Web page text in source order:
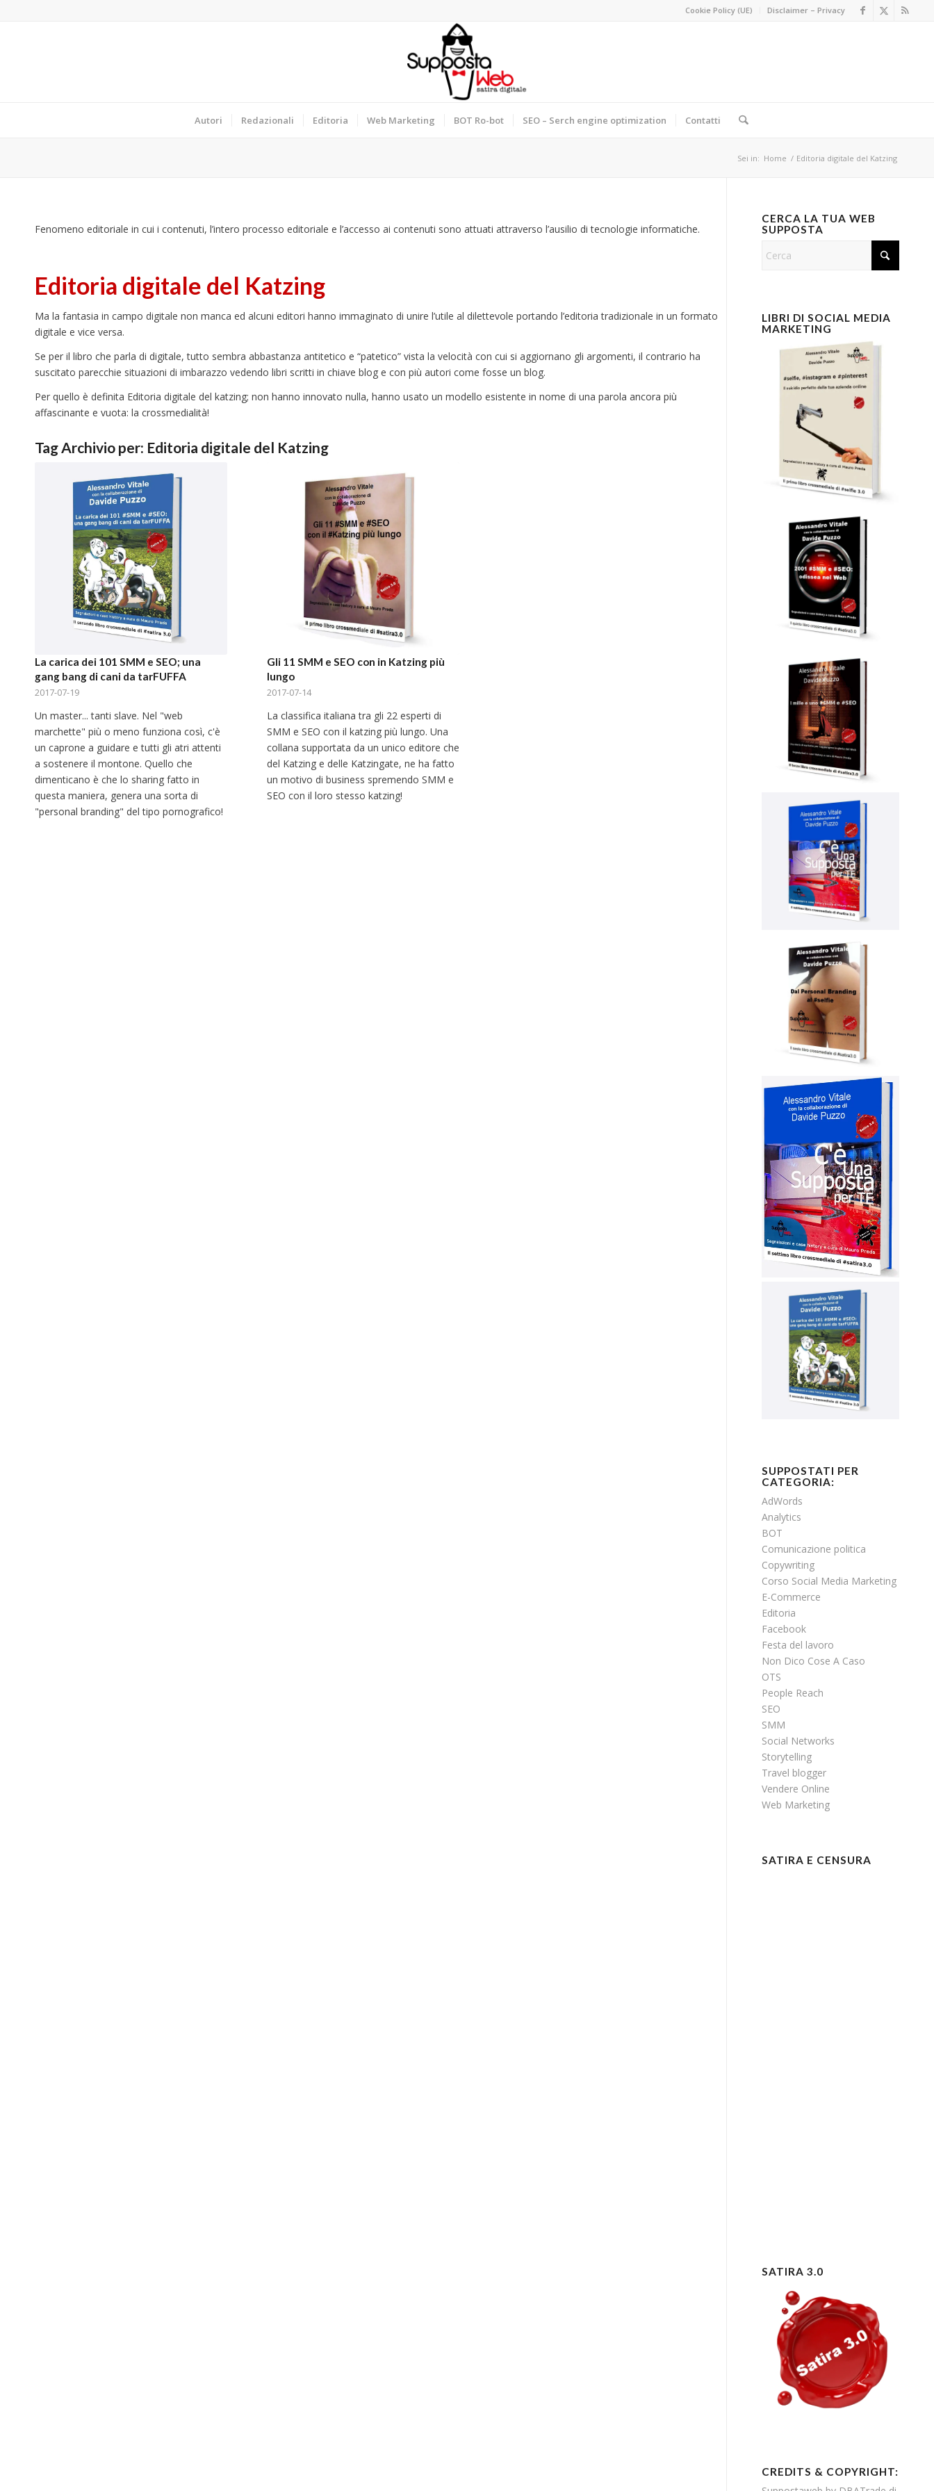
Cookie Policy (UE) Disclaimer – Privacy
Autori Redazionali Editoria Web Marketing BOT Ro-bot SEO – Serch engine optimization Contatti
Sei in: Home / Editoria digitale del Katzing
Fenomeno editoriale in cui i contenuti, l’intero processo editoriale e l’accesso ai contenuti sono attuati attraverso l’ausilio di tecnologie informatiche.
Editoria digitale del Katzing
Ma la fantasia in campo digitale non manca ed alcuni editori hanno immaginato di unire l’utile al dilettevole portando l’editoria tradizionale in un formato
digitale e vice versa.
Se per il libro che parla di digitale, tutto sembra abbastanza antitetico e “patetico” vista la velocità con cui si aggiornano gli argomenti, il contrario ha
suscitato parecchie situazioni di imbarazzo vedendo libri scritti in chiave blog e con più autori come fosse un blog.
Per quello è definita Editoria digitale del katzing; non hanno innovato nulla, hanno usato un modello esistente in nome di una parola ancora più
affascinante e vuota: la crossmedialità!
Tag Archivio per: Editoria digitale del Katzing
La carica dei 101 SMM e SEO; una
gang bang di cani da tarFUFFA
2017-07-19
Un master... tanti slave. Nel "web
marchette" più o meno funziona così, c'è
un caprone a guidare e tutti gli atri attenti
a sostenere il montone. Quello che
dimenticano è che lo sharing fatto in
questa maniera, genera una sorta di
"personal branding" del tipo pornografico!
Gli 11 SMM e SEO con in Katzing più
lungo
2017-07-14
La classifica italiana tra gli 22 esperti di
SMM e SEO con il katzing più lungo. Una
collana supportata da un unico editore che
del Katzing e delle Katzingate, ne ha fatto
un motivo di business spremendo SMM e
SEO con il loro stesso katzing!
CERCA LA TUA WEB
SUPPOSTA
LIBRI DI SOCIAL MEDIA
MARKETING
SUPPOSTATI PER
CATEGORIA:
AdWords
Analytics
BOT
Comunicazione politica
Copywriting
Corso Social Media Marketing
E-Commerce
Editoria
Facebook
Festa del lavoro
Non Dico Cose A Caso
OTS
People Reach
SEO
SMM
Social Networks
Storytelling
Travel blogger
Vendere Online
Web Marketing
SATIRA E CENSURA
SATIRA 3.0
CREDITS & COPYRIGHT: